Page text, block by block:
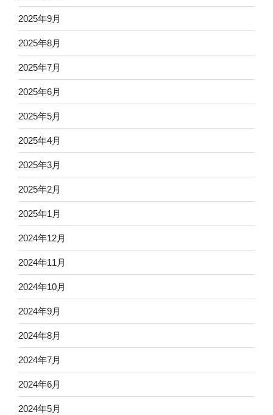
2025年9月
2025年8月
2025年7月
2025年6月
2025年5月
2025年4月
2025年3月
2025年2月
2025年1月
2024年12月
2024年11月
2024年10月
2024年9月
2024年8月
2024年7月
2024年6月
2024年5月